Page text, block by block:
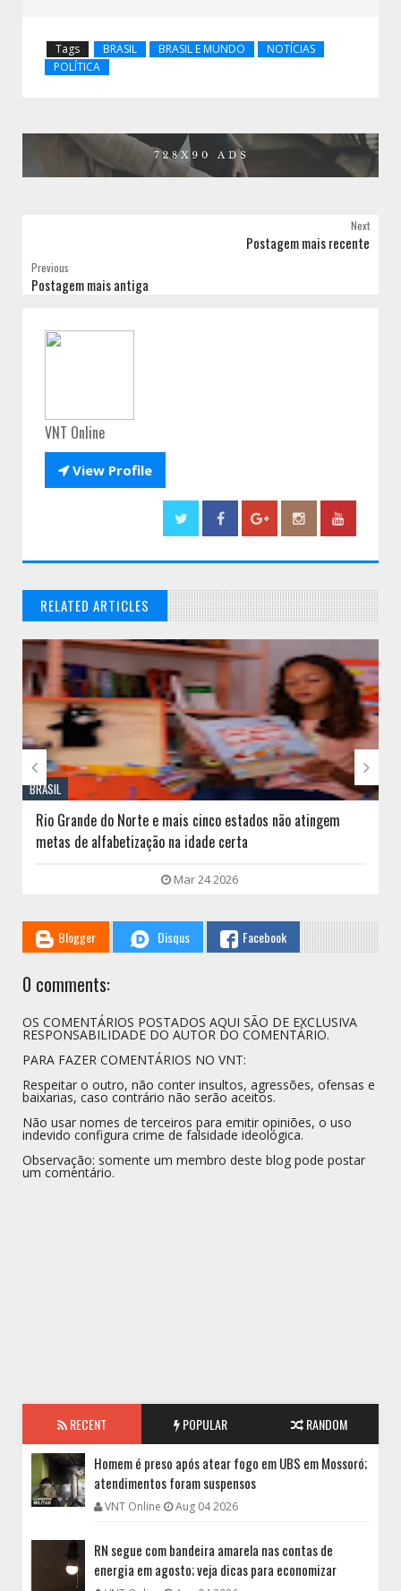
Tags BRASIL BRASIL E MUNDO
NOTÍCIAS
POLÍTICA
Next
Postagem mais recente
Previous
Postagem mais antiga
VNT Online
View Profile
RELATED ARTICLES
// THATS WHAT YOU MIGHT BE LOOKING FOR
BRASIL
Rio Grande do Norte e mais cinco estados não atingem
metas de alfabetização na idade certa
Mar 24 2026
 
Blogger Disqus Facebook
0 comments:
OS COMENTÁRIOS POSTADOS AQUI SÃO DE EXCLUSIVA
RESPONSABILIDADE DO AUTOR DO COMENTÁRIO.
PARA FAZER COMENTÁRIOS NO VNT:
Respeitar o outro, não conter insultos, agressões, ofensas e
baixarias, caso contrário não serão aceitos.
Não usar nomes de terceiros para emitir opiniões, o uso
indevido configura crime de falsidade ideológica.
Observação: somente um membro deste blog pode postar
um comentário.
RECENT POPULAR RANDOM
Homem é preso após atear fogo em UBS em Mossoró;
atendimentos foram suspensos
VNT Online Aug 04 2026
RN segue com bandeira amarela nas contas de
energia em agosto; veja dicas para economizar